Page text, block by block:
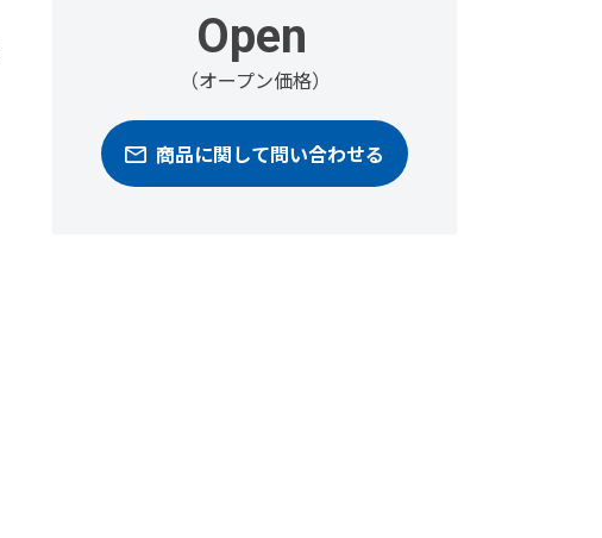
Open
（オープン価格）
商品に関して問い合わせる